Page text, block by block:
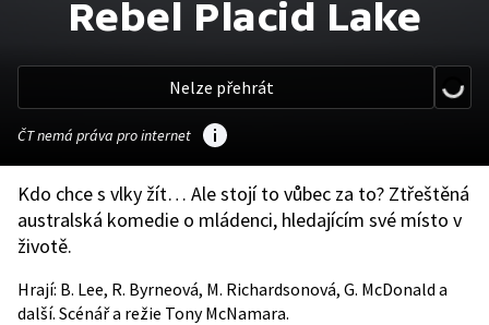
Rebel Placid Lake
Nelze přehrát
ČT nemá práva pro internet
Kdo chce s vlky žít… Ale stojí to vůbec za to? Ztřeštěná
australská komedie o mládenci, hledajícím své místo v
životě.
Hrají: B. Lee, R. Byrneová, M. Richardsonová, G. McDonald a
další. Scénář a režie Tony McNamara.